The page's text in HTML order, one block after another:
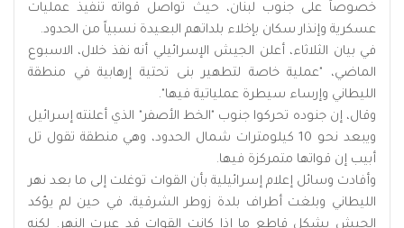
خصوصاً على جنوب لبنان، حيث تواصل قواته تنفيذ عمليات
عسكرية وإنذار سكان بإخلاء بلداتهم البعيدة نسبياً من الحدود.
في بيان الثلاثاء، أعلن الجيش الإسرائيلي أنه نفذ خلال، الاسبوع
الماضي، "عملية خاصة لتطهير بنى تحتية إرهابية في منطقة
الليطاني وإرساء سيطرة عملياتية فيها".
وقال، إن جنوده تحركوا جنوب "الخط الأصفر" الذي أعلنته إسرائيل
ويبعد نحو 10 كيلومترات شمال الحدود، وهي منطقة تقول تل
أبيب إن قواتها متمركزة فيها.
وأفادت وسائل إعلام إسرائيلية بأن القوات توغلت إلى ما بعد نهر
الليطاني وبلغت أطراف بلدة زوطر الشرقية، في حين لم يؤكد
الجيش بشكل قاطع ما إذا كانت القوات قد عبرت النهر. لكنه